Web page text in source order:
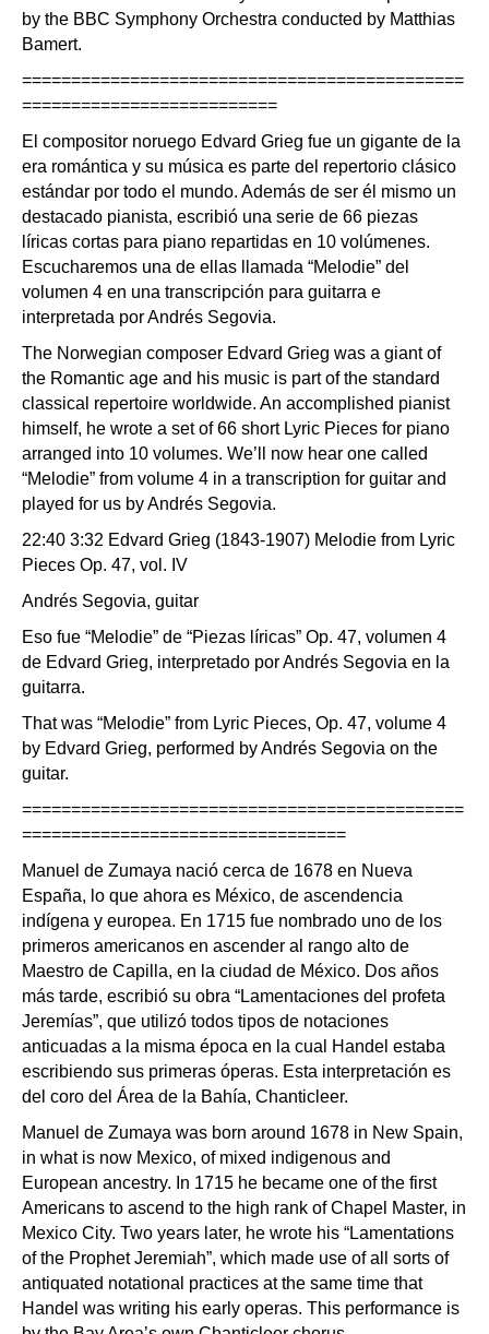
by the BBC Symphony Orchestra conducted by Matthias
Bamert.
=============================================
==========================
El compositor noruego Edvard Grieg fue un gigante de la
era romántica y su música es parte del repertorio clásico
estándar por todo el mundo. Además de ser él mismo un
destacado pianista, escribió una serie de 66 piezas
líricas cortas para piano repartidas en 10 volúmenes.
Escucharemos una de ellas llamada “Melodie” del
volumen 4 en una transcripción para guitarra e
interpretada por Andrés Segovia.
The Norwegian composer Edvard Grieg was a giant of
the Romantic age and his music is part of the standard
classical repertoire worldwide. An accomplished pianist
himself, he wrote a set of 66 short Lyric Pieces for piano
arranged into 10 volumes. We’ll now hear one called
“Melodie” from volume 4 in a transcription for guitar and
played for us by Andrés Segovia.
22:40 3:32 Edvard Grieg (1843-1907) Melodie from Lyric
Pieces Op. 47, vol. IV
Andrés Segovia, guitar
Eso fue “Melodie” de “Piezas líricas” Op. 47, volumen 4
de Edvard Grieg, interpretado por Andrés Segovia en la
guitarra.
That was “Melodie” from Lyric Pieces, Op. 47, volume 4
by Edvard Grieg, performed by Andrés Segovia on the
guitar.
=============================================
=================================
Manuel de Zumaya nació cerca de 1678 en Nueva
España, lo que ahora es México, de ascendencia
indígena y europea. En 1715 fue nombrado uno de los
primeros americanos en ascender al rango alto de
Maestro de Capilla, en la ciudad de México. Dos años
más tarde, escribió su obra “Lamentaciones del profeta
Jeremías”, que utilizó todos tipos de notaciones
anticuadas a la misma época en la cual Handel estaba
escribiendo sus primeras óperas. Esta interpretación es
del coro del Área de la Bahía, Chanticleer.
Manuel de Zumaya was born around 1678 in New Spain,
in what is now Mexico, of mixed indigenous and
European ancestry. In 1715 he became one of the first
Americans to ascend to the high rank of Chapel Master, in
Mexico City. Two years later, he wrote his “Lamentations
of the Prophet Jeremiah”, which made use of all sorts of
antiquated notational practices at the same time that
Handel was writing his early operas. This performance is